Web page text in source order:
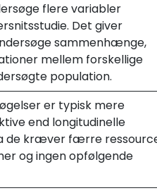
flere variabler
Det giver
sammenhænge,
mellem forskellige
population.
er typisk mere
end longitudinelle
de kræver færre
og ingen opfølgende